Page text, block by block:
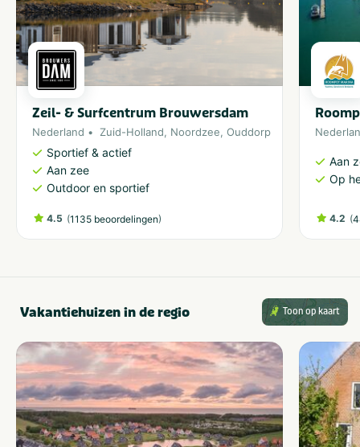
Zeil- & Surfcentrum Brouwersdam
Nederland Zuid-Holland, Noordzee, Ouddorp
Sportief & actief
Aan zee
Outdoor en sportief
4.5 (1135 beoordelingen)
Aan
Op
4.2 (
Vakantiehuizen in de regio Toon op kaart